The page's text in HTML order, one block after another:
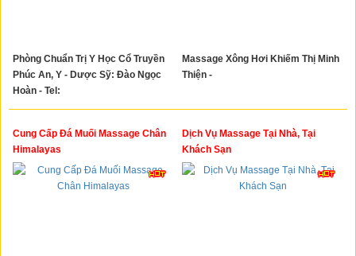
Phòng Chuẩn Trị Y Học Cổ Truyền
Phúc An, Y - Dược Sỹ: Đào Ngọc
Hoàn - Tel:
Massage Xông Hơi Khiếm Thị Minh
Thiện -
Cung Cấp Đá Muối Massage Chân
Himalayas
Dịch Vụ Massage Tại Nhà, Tại
Khách Sạn